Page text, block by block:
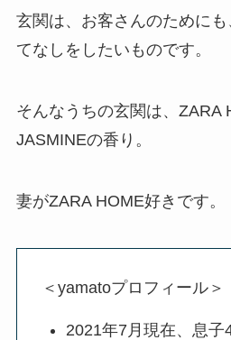
玄関は、お客さんのために
てなしをしたいものです。
そんなうちの玄関は、ZARA
JASMINEの香り。
妻がZARA HOME好きです。
＜yamatoプロフィール＞
2021年7月現在、息子